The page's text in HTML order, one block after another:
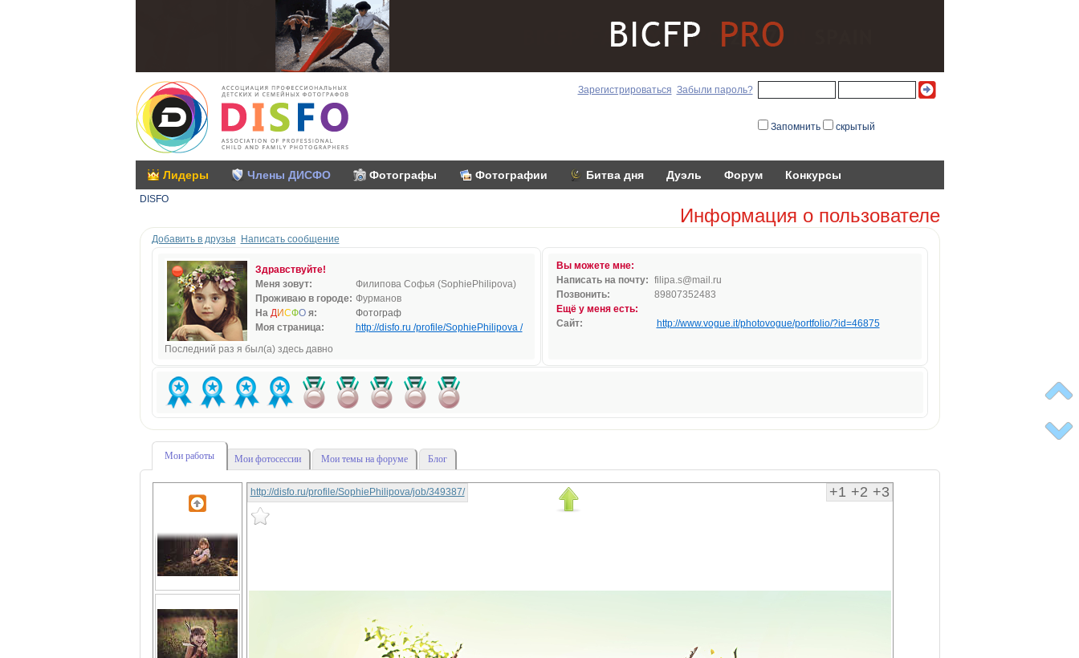
Зарегистрироваться Забыли пароль?
Запомнить скрытый
Лидеры Члены ДИСФО Фотографы Фотографии Битва дня Дуэль Форум Конкурсы
DISFO
Информация о пользователе
Добавить в друзья Написать сообщение
Здравствуйте!
Меня зовут:
Филипова Софья (SophiePhilipova)
Проживаю в городе: Фурманов
На ДИСФОя:
Фотограф
Моя страница:
http://disfo.ru /profile/SophiePhilipova /
Последний раз я был(а) здесь давно
Вы можете мне:
Написать на почту: fil ipa.s@mai l.ru
Позвонить:
89807352483
Ещё у меня есть:
Сайт:
http://www.vogue.it/photovogue/portfolio/?id=46875
Мои работы Мои фотосессии Мои темы на форуме Блог
+1 +2 +3
http://disfo.ru/profile/SophiePhilipova/job/349387/